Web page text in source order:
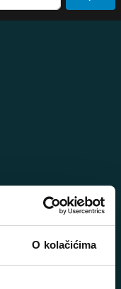
O kolačićima